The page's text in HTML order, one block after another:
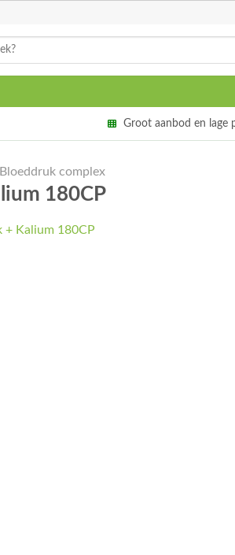
Groot aanbod en lage
Bloeddruk complex
180CP